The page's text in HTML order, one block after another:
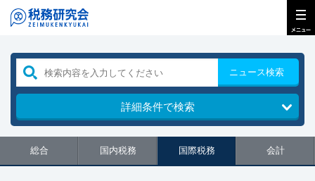
ニュース検索
詳細条件で検索
総合 国内税務 国際税務 会計